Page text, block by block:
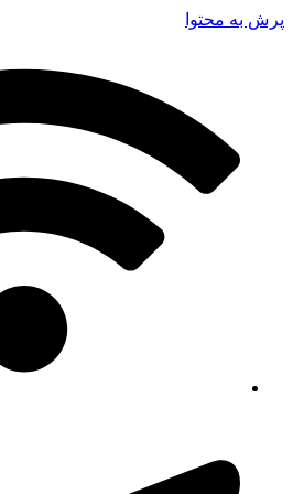
پرش به محتوا